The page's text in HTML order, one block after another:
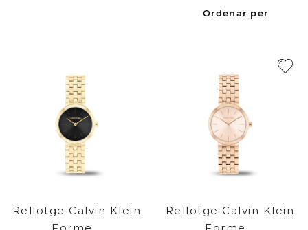
Ordenar per
Rellotge Calvin Klein
Forme...
Rellotge Calvin Klein
Forme...